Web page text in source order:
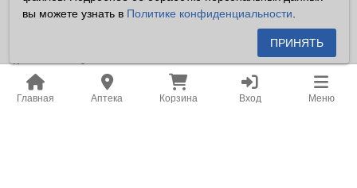
Главная Аптека Корзина Вход Меню
справочный характер, и не должна восприниматься
посетителями сайта как публичная оферта, предусмотренная
Владелец сайта устанавливает запрет на цитирование,
копирование и размещение информации, размещенной на
настоящем сайте newapteka.ru, включая информацию о
вы можете узнать в Политике конфиденциальности
ПРИНЯТЬ